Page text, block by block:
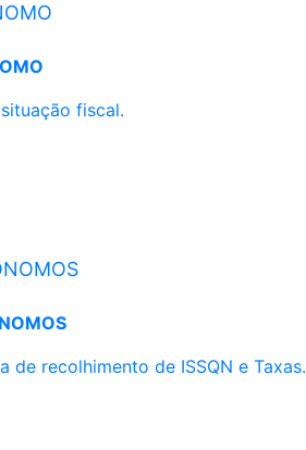
fiscal.
recolhimento de ISSQN e Taxas.